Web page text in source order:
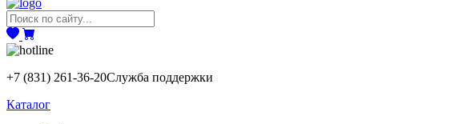
+7 (831) 261-36-20Служба поддержки
Каталог